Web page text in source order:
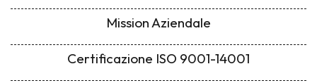
Mission Aziendale
Certificazione ISO 9001-14001